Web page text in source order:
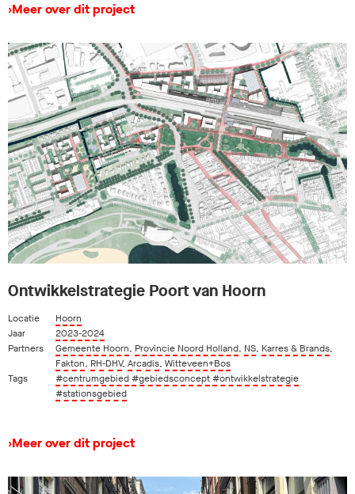
›Meer over dit project
Ontwikkelstrategie Poort van Hoorn
Locatie
Hoorn
Jaar
2023-2024
Partners
Gemeente Hoorn, Provincie Noord Holland, NS, Karres & Brands,
Fakton, RH-DHV, Arcadis, Witteveen+Bos
Tags
#centrumgebied#gebiedsconcept#ontwikkelstrategie
#stationsgebied
›Meer over dit project